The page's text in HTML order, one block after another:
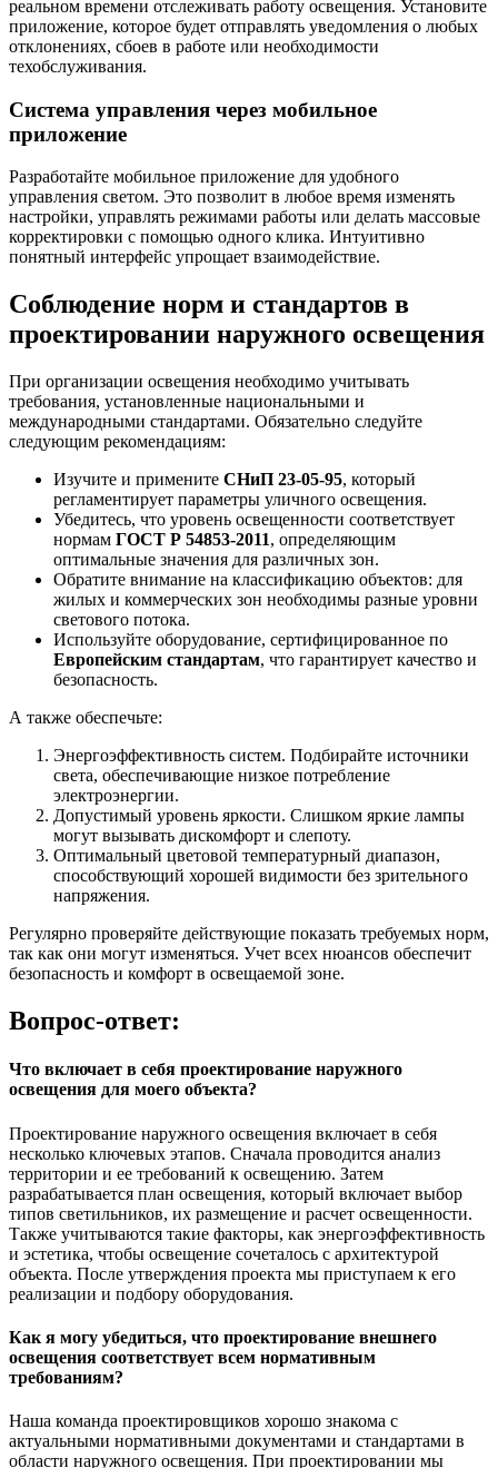
реальном времени отслеживать работу освещения. Установите
приложение, которое будет отправлять уведомления о любых
отклонениях, сбоев в работе или необходимости
техобслуживания.
Система управления через мобильное
приложение
Разработайте мобильное приложение для удобного
управления светом. Это позволит в любое время изменять
настройки, управлять режимами работы или делать массовые
корректировки с помощью одного клика. Интуитивно
понятный интерфейс упрощает взаимодействие.
Соблюдение норм и стандартов в
проектировании наружного освещения
При организации освещения необходимо учитывать
требования, установленные национальными и
международными стандартами. Обязательно следуйте
следующим рекомендациям:
Изучите и примените СНиП 23-05-95, который
регламентирует параметры уличного освещения.
Убедитесь, что уровень освещенности соответствует
нормам ГОСТ Р 54853-2011, определяющим
оптимальные значения для различных зон.
Обратите внимание на классификацию объектов: для
жилых и коммерческих зон необходимы разные уровни
светового потока.
Используйте оборудование, сертифицированное по
Европейским стандартам, что гарантирует качество и
безопасность.
А также обеспечьте:
Энергоэффективность систем. Подбирайте источники
света, обеспечивающие низкое потребление
электроэнергии.
Допустимый уровень яркости. Слишком яркие лампы
могут вызывать дискомфорт и слепоту.
Оптимальный цветовой температурный диапазон,
способствующий хорошей видимости без зрительного
напряжения.
Регулярно проверяйте действующие показать требуемых норм,
так как они могут изменяться. Учет всех нюансов обеспечит
безопасность и комфорт в освещаемой зоне.
Вопрос-ответ:
Что включает в себя проектирование наружного
освещения для моего объекта?
Проектирование наружного освещения включает в себя
несколько ключевых этапов. Сначала проводится анализ
территории и ее требований к освещению. Затем
разрабатывается план освещения, который включает выбор
типов светильников, их размещение и расчет освещенности.
Также учитываются такие факторы, как энергоэффективность
и эстетика, чтобы освещение сочеталось с архитектурой
объекта. После утверждения проекта мы приступаем к его
реализации и подбору оборудования.
Как я могу убедиться, что проектирование внешнего
освещения соответствует всем нормативным
требованиям?
Наша команда проектировщиков хорошо знакома с
актуальными нормативными документами и стандартами в
области наружного освещения. При проектировании мы